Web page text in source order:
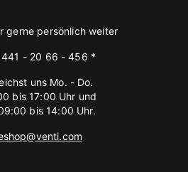
gerne persönlich weiter
- 20 66 - 456 *
uns Mo. - Do.
bis 17:00 Uhr und
bis 14:00 Uhr.